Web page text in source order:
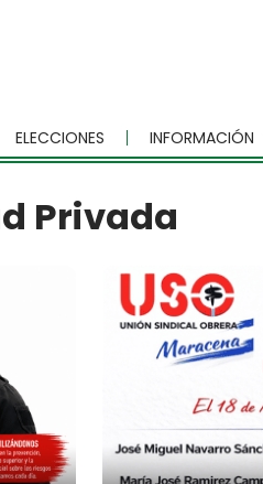
ELECCIONES INFORMACIÓN
Privada